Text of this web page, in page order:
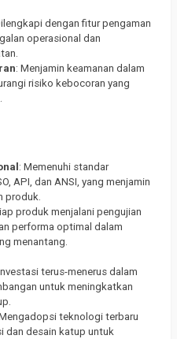
dengan fitur pengaman
operasional dan
: Menjamin keamanan dalam
risiko kebocoran yang
: Memenuhi standar
API, dan ANSI, yang menjamin
produk.
produk menjalani pengujian
performa optimal dalam
menantang.
terus-menerus dalam
untuk meningkatkan
teknologi terbaru
dan desain katup untuk